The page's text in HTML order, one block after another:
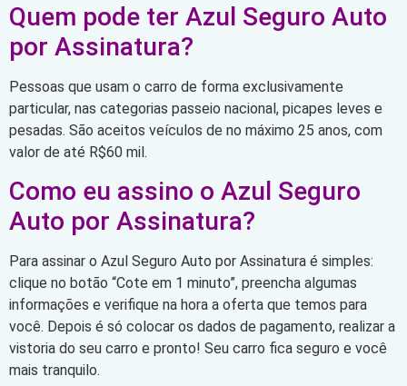
Quem pode ter Azul Seguro Auto
por Assinatura?
Pessoas que usam o carro de forma exclusivamente
particular, nas categorias passeio nacional, picapes leves e
pesadas. São aceitos veículos de no máximo 25 anos, com
valor de até R$60 mil.
Como eu assino o Azul Seguro
Auto por Assinatura?
Para assinar o Azul Seguro Auto por Assinatura é simples:
clique no botão “Cote em 1 minuto”, preencha algumas
informações e verifique na hora a oferta que temos para
você. Depois é só colocar os dados de pagamento, realizar a
vistoria do seu carro e pronto! Seu carro fica seguro e você
mais tranquilo.